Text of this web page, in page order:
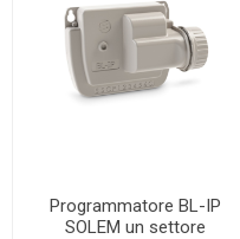
Programmatore BL-IP
SOLEM un settore